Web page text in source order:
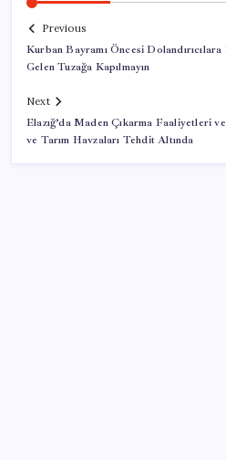
Previous
Kurban Bayramı Öncesi
Gelen Tuzağa Kapılmayın
Next
Elazığ’da Maden Çıkarma Faaliyetleri
ve Tarım Havzaları Tehdit Altında